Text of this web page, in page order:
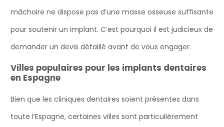
mâchoire ne dispose pas d’une masse osseuse suffisante
pour soutenir un implant. C’est pourquoi il est judicieux de
demander un devis détaillé avant de vous engager.
Villes populaires pour les implants dentaires
en Espagne
Bien que les cliniques dentaires soient présentes dans
toute l’Espagne, certaines villes sont particulièrement